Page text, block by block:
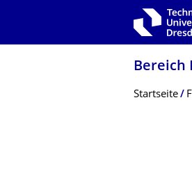
Zur Hauptnavigation springen
Bereich
Startseite